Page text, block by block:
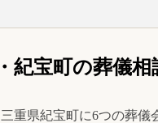
紀宝町の葬儀相
重県紀宝町に6つの葬儀